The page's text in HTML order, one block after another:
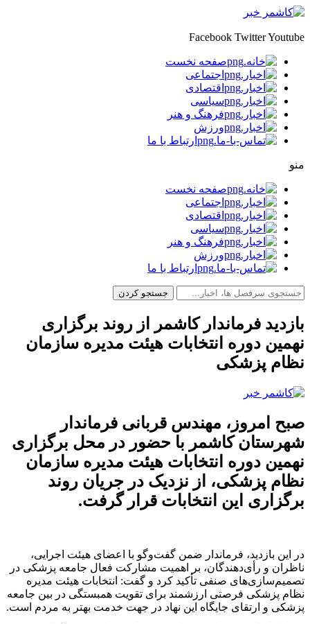
Facebook TwitterYoutube
صفحه نخست
اجتماعی
اقتصادی
سیاسی
فرهنگ و هنر
ورزش
ارتباط با ما
منو
صفحه نخست
اجتماعی
اقتصادی
سیاسی
فرهنگ و هنر
ورزش
ارتباط با ما
بازدید فرماندار کاشمر از روند برگزاری
نهمین دوره انتخابات هیئت مدیره سازمان
نظام پزشکی
صبح امروز، مهندس قربانی فرماندار
شهرستان کاشمر با حضور در محل برگزاری
نهمین دوره انتخابات هیئت مدیره سازمان
نظام پزشکی، از نزدیک در جریان روند
برگزاری این انتخابات قرار گرفت.
در این بازدید، فرماندار ضمن گفت‌وگو با اعضای هیئت اجرایی،
ناظران و رأی‌دهندگان، بر اهمیت مشارکت فعال جامعه پزشکی در
تصمیم‌سازی‌های صنفی تأکید کرد و گفت: انتخابات هیئت مدیره
نظام پزشکی فرصتی ارزشمند برای تقویت همبستگی در بین جامعه
پزشکی و ارتقای جایگاه این نهاد در جهت خدمت بهتر به مردم است.